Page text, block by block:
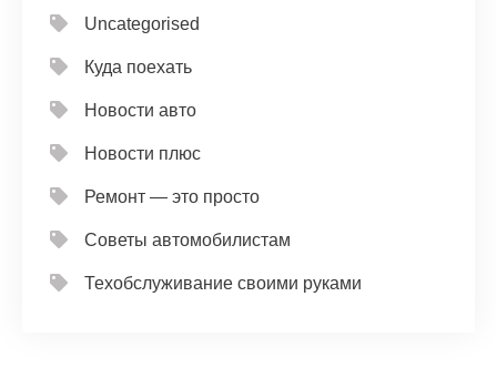
Uncategorised
Куда поехать
Новости авто
Новости плюс
Ремонт — это просто
Советы автомобилистам
Техобслуживание своими руками